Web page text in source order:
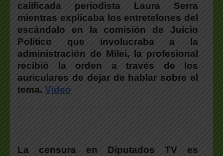
calificada periodista Laura Serra
mientras explicaba los entretelones del
escándalo en la comisión de Juicio
Político que involucraba a la
administración de Milei, la profesional
recibió la orden a través de los
auriculares de dejar de hablar sobre el
tema. Video
La censura en Diputados TV es